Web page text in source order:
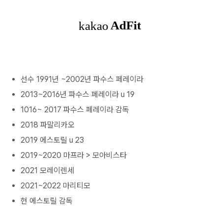
선수 1991년 ~2002년 파수스 페레이라
2013~2016년 파수스 페레이라 u 19
1016~ 2017 파수스 페레이라 감독
2018 파말리카오
2019 에스토릴 u 23
2019~2020 마프라 > 모아비스타
2021 모레이렌세
2021~2022 마리티모
현 에스토릴 감독